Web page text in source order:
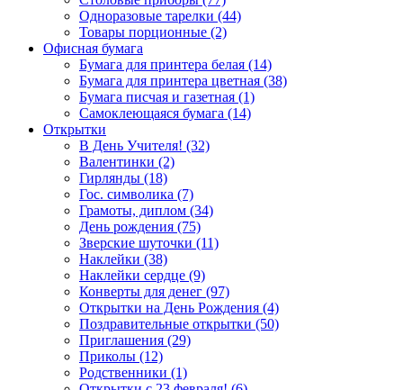
Одноразовые тарелки (44)
Товары порционные (2)
Офисная бумага
Бумага для принтера белая (14)
Бумага для принтера цветная (38)
Бумага писчая и газетная (1)
Самоклеющаяся бумага (14)
Открытки
В День Учителя! (32)
Валентинки (2)
Гирлянды (18)
Гос. символика (7)
Грамоты, диплом (34)
День рождения (75)
Зверские шуточки (11)
Наклейки (38)
Наклейки сердце (9)
Конверты для денег (97)
Открытки на День Рождения (4)
Поздравительные открытки (50)
Приглашения (29)
Приколы (12)
Родственники (1)